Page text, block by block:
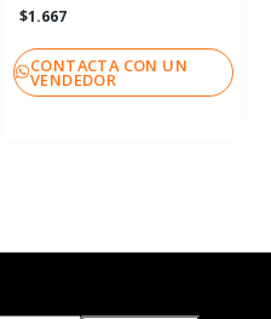
$1.667
CONTACTA CON UN
VENDEDOR